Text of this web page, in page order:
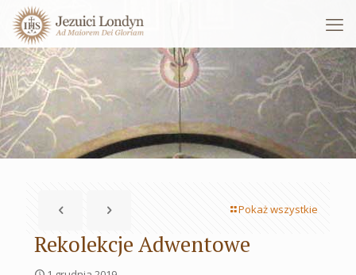
Pokaż wszystkie
Rekolekcje Adwentowe